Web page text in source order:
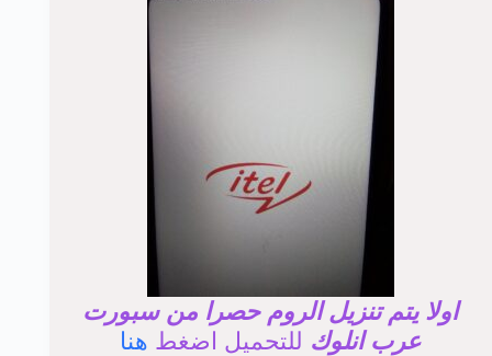
اولا يتم تنزيل الروم حصرا من سبورت
عرب انلوك للتحميل اضغط هنا